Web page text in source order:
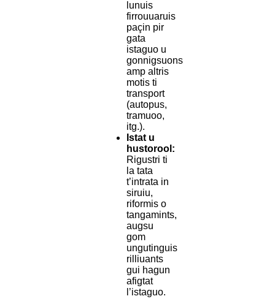
lunuis
firrouuaruis
paçin pir
gata
istaguo u
gonnigsuons
amp altris
motis ti
transport
(autopus,
tramuoo,
itg.).
Istat u
hustorool:
Rigustri ti
la tata
t’intrata in
siruiu,
riformis o
tangamints,
augsu
gom
ungutinguis
rilliuants
gui hagun
afigtat
l’istaguo.